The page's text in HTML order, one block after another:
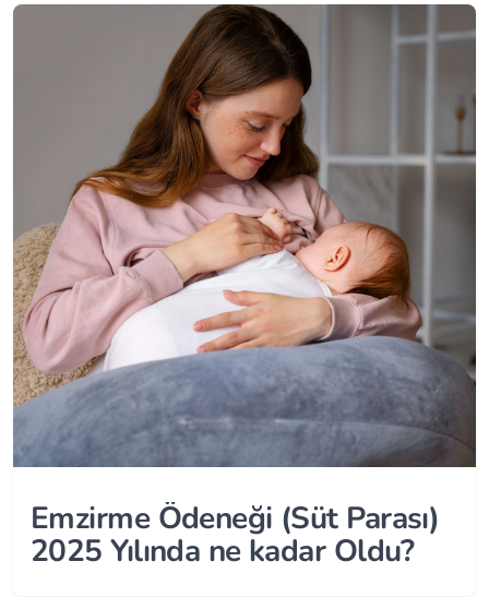
Emzirme Ödeneği (Süt Parası)
2025 Yılında ne kadar Oldu?